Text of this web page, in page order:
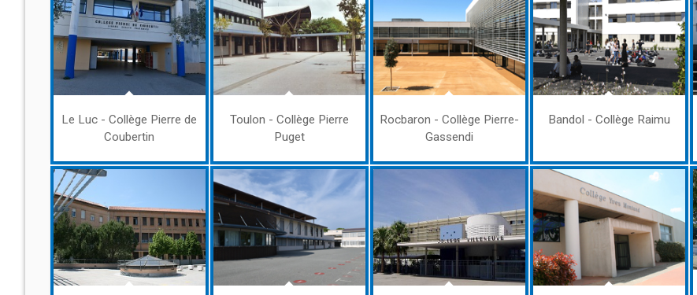
Le Luc - Collège Pierre de
Coubertin
Toulon - Collège Pierre
Puget
Rocbaron - Collège Pierre-
Gassendi
Bandol - Collège Raimu